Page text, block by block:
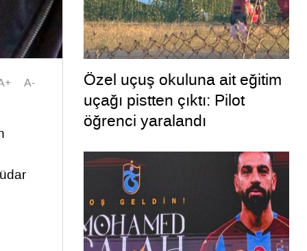
A-
Özel uçuş okuluna ait eğitim
uçağı pistten çıktı: Pilot
öğrenci yaralandı